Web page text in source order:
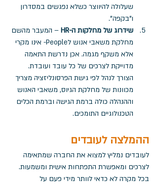
שעלולה להיווצר כשלא נפגשים במסדרון
ו"בקפה".
שידרוג של מחלקות ה-HR
– המעבר מהשם
מחלקת משאבי אנוש לPeople- אינו מקרי
אלא משקף מגמה. אכן נדרשת התאמה
מדוייקת לצרכים של כל עובד ועובדת.
הצורך לנהל לפי גישת הפרסונליזציה מצריך
מכוונות של מחלקת הגיוס, משאבי האנוש
וההנהלה כולה ברמת הגישה וברמת הכלים
הטכנולוגיים התומכים.
ההמלצה לעובדים
לעובדים נמליץ למצוא את החברה שמתאימה
לצרכים ומאפשרת התפתחות אישית ומשמעות.
בכל מקרה לא כדאי לוותר מידי פעם על